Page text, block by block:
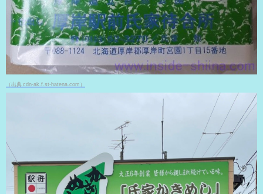
（出典 cdn-ak.f.st-hatena.com）